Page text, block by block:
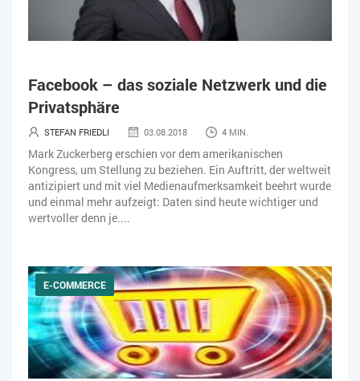
Facebook – das soziale Netzwerk und die
Privatsphäre
STEFAN FRIEDLI 03.08.2018 4 MIN.
Mark Zuckerberg erschien vor dem amerikanischen
Kongress, um Stellung zu beziehen. Ein Auftritt, der weltweit
antizipiert und mit viel Medienaufmerksamkeit beehrt wurde
und einmal mehr aufzeigt: Daten sind heute wichtiger und
wertvoller denn je....
E-COMMERCE